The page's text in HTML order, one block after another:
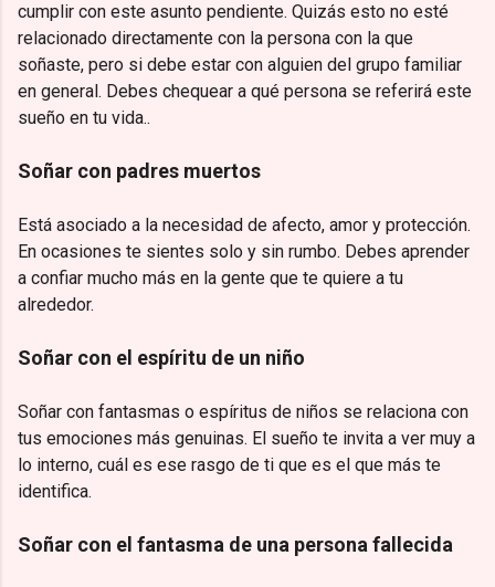
cumplir con este asunto pendiente. Quizás esto no esté
relacionado directamente con la persona con la que
soñaste, pero si debe estar con alguien del grupo familiar
en general. Debes chequear a qué persona se referirá este
sueño en tu vida..
Soñar con padres muertos
Está asociado a la necesidad de afecto, amor y protección.
En ocasiones te sientes solo y sin rumbo. Debes aprender
a confiar mucho más en la gente que te quiere a tu
alrededor.
Soñar con el espíritu de un niño
Soñar con fantasmas o espíritus de niños se relaciona con
tus emociones más genuinas. El sueño te invita a ver muy a
lo interno, cuál es ese rasgo de ti que es el que más te
identifica.
Soñar con el fantasma de una persona fallecida